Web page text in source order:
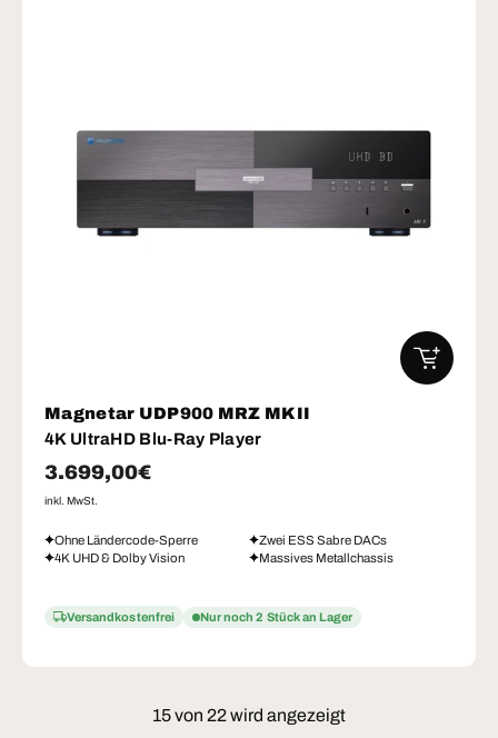
Magnetar UDP900 MRZ MKII
4K UltraHD Blu-Ray Player
Normaler Preis
3.699,00€
inkl. MwSt.
Ohne Ländercode-Sperre
Zwei ESS Sabre DACs
4K UHD & Dolby Vision
Massives Metallchassis
Versandkostenfrei Nur noch 2 Stück an Lager
IN DEN
15 von 22 wird angezeigt